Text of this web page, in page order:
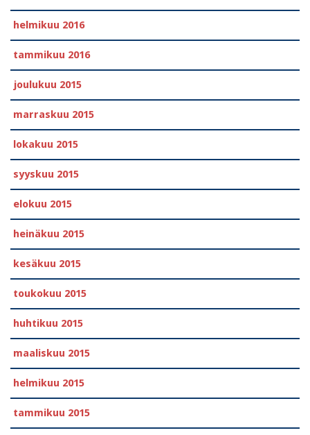
helmikuu 2016
tammikuu 2016
joulukuu 2015
marraskuu 2015
lokakuu 2015
syyskuu 2015
elokuu 2015
heinäkuu 2015
kesäkuu 2015
toukokuu 2015
huhtikuu 2015
maaliskuu 2015
helmikuu 2015
tammikuu 2015